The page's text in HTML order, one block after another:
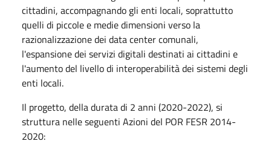
cittadini, accompagnando gli enti locali, soprattutto
quelli di piccole e medie dimensioni verso la
razionalizzazione dei data center comunali,
l'espansione dei servizi digitali destinati ai cittadini e
l'aumento del livello di interoperabilità dei sistemi degli
enti locali.
Il progetto, della durata di 2 anni (2020-2022), si
struttura nelle seguenti Azioni del POR FESR 2014-
2020: